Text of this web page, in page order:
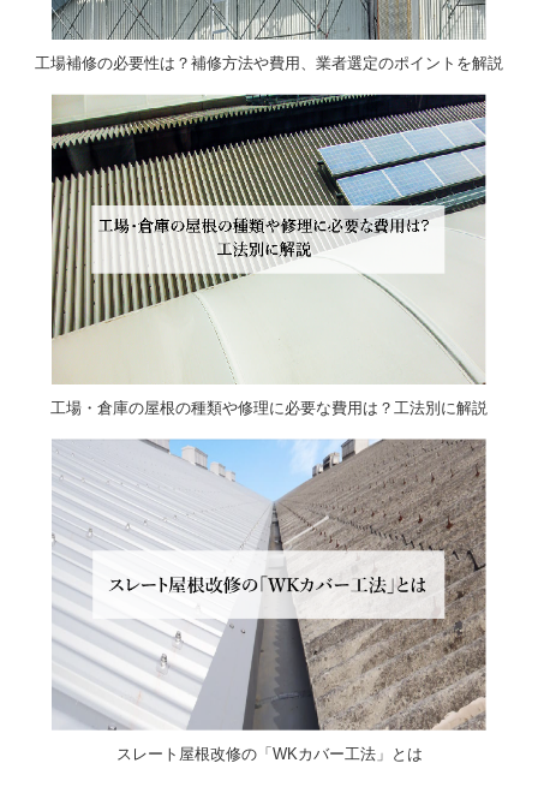
工場補修の必要性は？補修方法や費用、業者選定のポイントを解説
工場・倉庫の屋根の種類や修理に必要な費用は？工法別に解説
スレート屋根改修の「WKカバー工法」とは